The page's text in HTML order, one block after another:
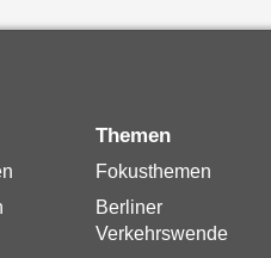
Themen
Fokusthemen
Berliner
Verkehrswende